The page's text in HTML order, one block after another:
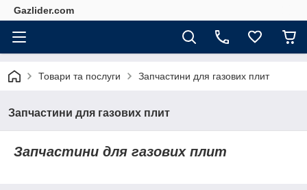
Gazlider.com
Товари та послуги Запчастини для газових плит
Запчастини для газових плит
Запчастини для газових плит